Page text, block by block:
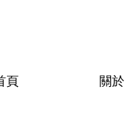
頁 關於